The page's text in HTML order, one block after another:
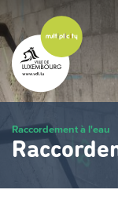
au
contenu
principal
Raccordement à l'eau